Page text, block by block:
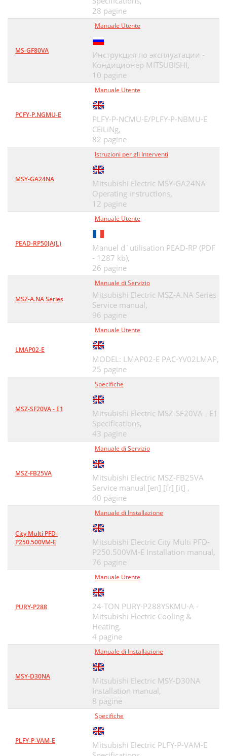
28 pagine
MS-GF80VA
Manuale Utente
Инструкция по эксплуатации -
Кондиционер MITSUBISHI,
10 pagine
PCFY-P.NGMU-E
Manuale Utente
PLFY-P-NCMU-E/PLFY-P-NBMU-E
CEiLiNg,
82 pagine
MSY-GA24NA
Istruzioni per gli Interventi
Mitsubishi Electric MSY-GA24NA
Operating instructions,
12 pagine
PEAD-RP50JA(L)
Manuale Utente
Manuel d`utilisation PEAD-RP (PDF
- 1287 kb),
26 pagine
MSZ-A.NA Series
Manuale di Servizio
Mitsubishi Electric MSZ-A.NA Series
Service manual,
96 pagine
LMAP02-E
Manuale Utente
MODEL: LMAP02-E PAC-YV02LMAP,
25 pagine
MSZ-SF20VA - E1
Specifiche
Mitsubishi Electric MSZ-SF20VA - E1
Specifications,
43 pagine
MSZ-FB25VA
Manuale di Servizio
Mitsubishi Electric MSZ-FB25VA
Service manual [en] [fr] [it] ,
40 pagine
City Multi PFD-
P250.500VM-E
Manuale di Installazione
Mitsubishi Electric City Multi PFD-
P250.500VM-E Installation manual,
76 pagine
PURY-P288
Manuale Utente
24-TON PURY-P288YSKMU-A -
Mitsubishi Electric Cooling &
Heating,
4 pagine
MSY-D30NA
Manuale di Installazione
Mitsubishi Electric MSY-D30NA
Installation manual,
8 pagine
PLFY-P-VAM-E
Specifiche
Mitsubishi Electric PLFY-P-VAM-E